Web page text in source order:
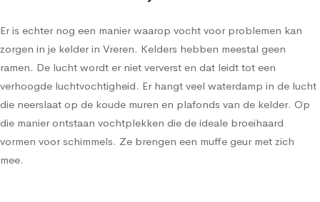
Er is echter nog een manier waarop vocht voor problemen kan
zorgen in je kelder in Vreren. Kelders hebben meestal geen
ramen. De lucht wordt er niet ververst en dat leidt tot een
verhoogde luchtvochtigheid. Er hangt veel waterdamp in de lucht
die neerslaat op de koude muren en plafonds van de kelder. Op
die manier ontstaan vochtplekken die de ideale broeihaard
vormen voor schimmels. Ze brengen een muffe geur met zich
mee.